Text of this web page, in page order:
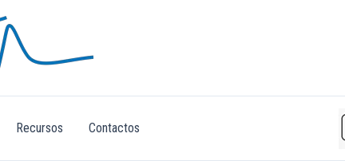
Recursos Contactos